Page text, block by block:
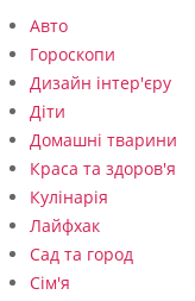
Авто
Гороскопи
Дизайн інтер'єру
Діти
Домашні тварини
Краса та здоров'я
Кулінарія
Лайфхак
Сад та город
Сім'я